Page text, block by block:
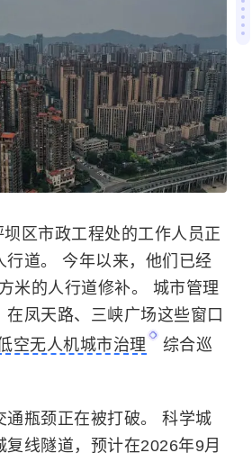
区市政工程处的工作人员正
行道。 今年以来，他们已经
米的人行道修补。 城市管理
在凤天路、三峡广场这些窗口
空无人机城市治理
综合巡
通瓶颈正在被打破。 科学城
复线隧道，预计在2026年9月